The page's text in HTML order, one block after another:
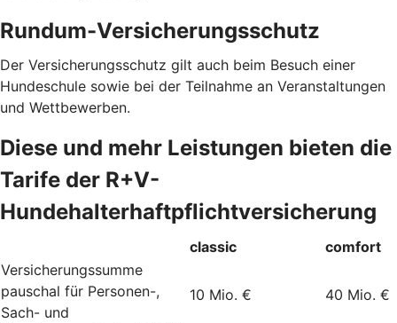
Rundum-Versicherungsschutz
Der Versicherungsschutz gilt auch beim Besuch einer
Hundeschule sowie bei der Teilnahme an Veranstaltungen
und Wettbewerben.
Diese und mehr Leistungen bieten die
Tarife der R+V-
Hundehalterhaftpflichtversicherung
classic
comfort
Versicherungssumme
pauschal für Personen-,
Sach- und
10 Mio. € 40 Mio. €